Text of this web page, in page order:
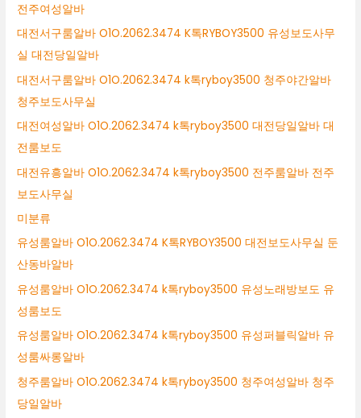
전주여성알바
대전서구룸알바 O1O.2062.3474 K톡RYBOY3500 유성보도사무
실 대전당일알바
대전서구룸알바 O1O.2062.3474 k톡ryboy3500 청주야간알바
청주보도사무실
대전여성알바 O1O.2062.3474 k톡ryboy3500 대전당일알바 대
전룸보도
대전유흥알바 O1O.2062.3474 k톡ryboy3500 전주룸알바 전주
보도사무실
미분류
유성룸알바 O1O.2062.3474 K톡RYBOY3500 대전보도사무실 둔
산동바알바
유성룸알바 O1O.2062.3474 k톡ryboy3500 유성노래방보도 유
성룸보도
유성룸알바 O1O.2062.3474 k톡ryboy3500 유성퍼블릭알바 유
성룸싸롱알바
청주룸알바 O1O.2062.3474 k톡ryboy3500 청주여성알바 청주
당일알바